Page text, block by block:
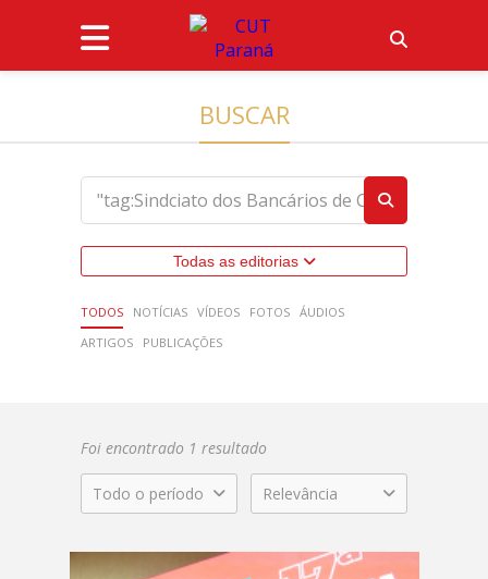
BUSCAR
Todas as editorias
TODOS NOTÍCIAS VÍDEOS FOTOS ÁUDIOS
ARTIGOS
PUBLICAÇÕES
Foi encontrado 1 resultado
Todo o período Relevância